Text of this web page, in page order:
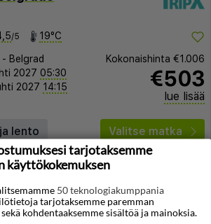
/5 19°C
- Belgrad
2027 05:30
2027 14:15
Kokonaishinta €1.006
€503
lue lisää
lento Valitse matka
tarjotaksemme
käyttökokemuksen
50 teknologiakumppania
tarjotaksemme paremman
kohdentaaksemme sisältöä ja mainoksia.